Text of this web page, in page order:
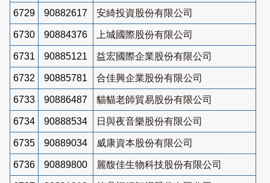
6729 90882617 安綺投資股份有限公司
6730 90884376 上城國際股份有限公司
6731 90885121 益宏國際企業股份有限公司
6732 90885781 合佳興企業股份有限公司
6733 90886487 貓貓老師貿易股份有限公司
6734 90888534 日與夜音樂股份有限公司
6735 90889034 威康資本股份有限公司
6736 90889800 麗馥佳生物科技股份有限公司